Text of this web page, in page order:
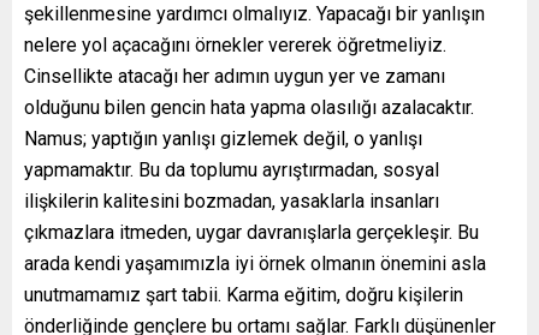
şekillenmesine yardımcı olmalıyız. Yapacağı bir yanlışın
nelere yol açacağını örnekler vererek öğretmeliyiz.
Cinsellikte atacağı her adımın uygun yer ve zamanı
olduğunu bilen gencin hata yapma olasılığı azalacaktır.
Namus; yaptığın yanlışı gizlemek değil, o yanlışı
yapmamaktır. Bu da toplumu ayrıştırmadan, sosyal
ilişkilerin kalitesini bozmadan, yasaklarla insanları
çıkmazlara itmeden, uygar davranışlarla gerçekleşir. Bu
arada kendi yaşamımızla iyi örnek olmanın önemini asla
unutmamamız şart tabii. Karma eğitim, doğru kişilerin
önderliğinde gençlere bu ortamı sağlar. Farklı düşünenler